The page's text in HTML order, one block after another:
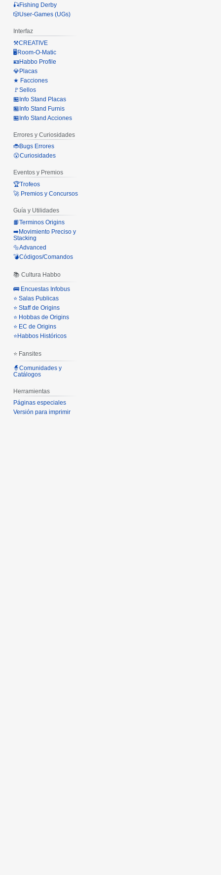
🎣Fishing Derby
🎲User-Games (UGs)
Interfaz
⚒️CREATIVE
🖥️Room-O-Matic
🪪Habbo Profile
💎Placas
★ Facciones
🚩Sellos
🏪Info Stand Placas
🏪Info Stand Furnis
🏪Info Stand Acciones
Errores y Curiosidades
🐞Bugs Errores
😮Curiosidades
Eventos y Premios
🏆Trofeos
🚀 Premios y Concursos
Guía y Utilidades
📙Terminos Origins
➡️Movimiento Preciso y
Stacking
🔩Advanced
💣Códigos/Comandos
📚 Cultura Habbo
🚌 Encuestas Infobus
⭐ Salas Publicas
⭐ Staff de Origins
⭐ Hobbas de Origins
⭐ EC de Origins
⭐Habbos Históricos
⭐ Fansites
🧙Comunidades y
Catálogos
Herramientas
Páginas especiales
Versión para imprimir